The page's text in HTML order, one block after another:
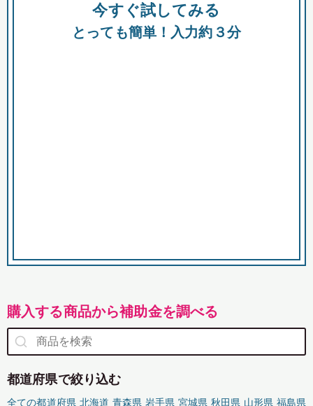
助成金 融資 出資
今すぐ試してみる
とっても簡単！入力約３分
購入する商品から補助金を調べる
都道府県で絞り込む
全ての都道府県 北海道 青森県 岩手県 宮城県 秋田県 山形県 福島県